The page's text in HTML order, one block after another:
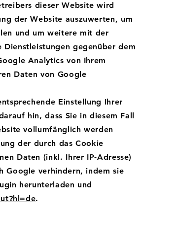
dieser Website wird
der Website auszuwerten, um
und um weitere mit der
gegenüber dem
Analytics von Ihrem
Daten von Google
Einstellung Ihrer
hin, dass Sie in diesem Fall
vollumfänglich werden
der durch das Cookie
Daten (inkl. Ihrer IP-Adresse)
Google verhindern, indem sie
herunterladen und
.